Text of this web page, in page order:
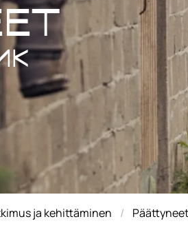
ja kehittäminen